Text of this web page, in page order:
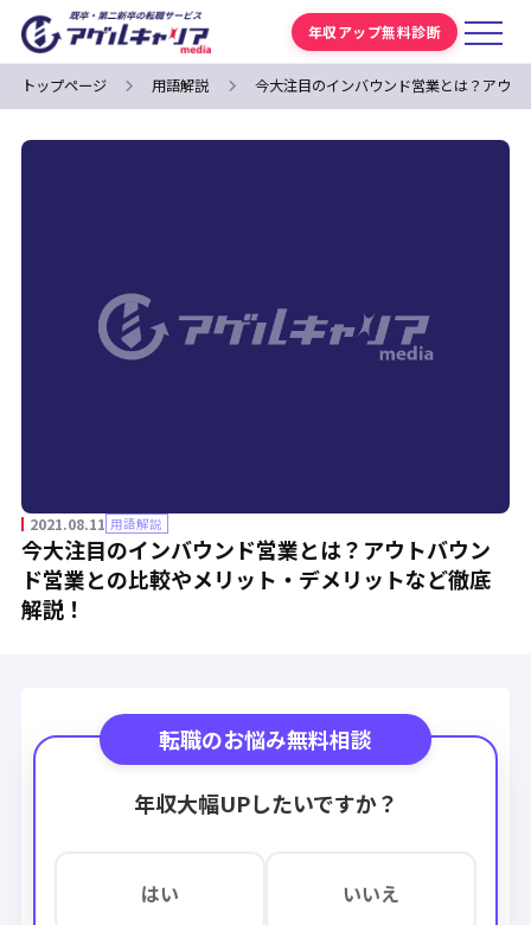
年収アップ無料診断
トップページ 用語解説 今大注目のインバウンド営業とは？アウ
2021.08.11 用語解説
今大注目のインバウンド営業とは？アウトバウン
ド営業との比較やメリット・デメリットなど徹底
解説！
転職のお悩み無料相談
年収大幅UPしたいですか？
はい いいえ